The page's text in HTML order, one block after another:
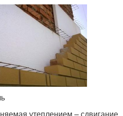
утеплением – сдвигание